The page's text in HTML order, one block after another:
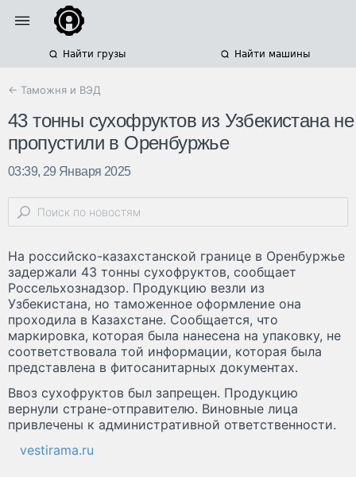
Найти грузы Найти машины
← Таможня и ВЭД
43 тонны сухофруктов из Узбекистана не
пропустили в Оренбуржье
03:39, 29 Января 2025
На российско-казахстанской границе в Оренбуржье
задержали 43 тонны сухофруктов, сообщает
Россельхознадзор. Продукцию везли из
Узбекистана, но таможенное оформление она
проходила в Казахстане. Сообщается, что
маркировка, которая была нанесена на упаковку, не
соответствовала той информации, которая была
представлена в фитосанитарных документах.
Ввоз сухофруктов был запрещен. Продукцию
вернули стране-отправителю. Виновные лица
привлечены к административной ответственности.
vestirama.ru